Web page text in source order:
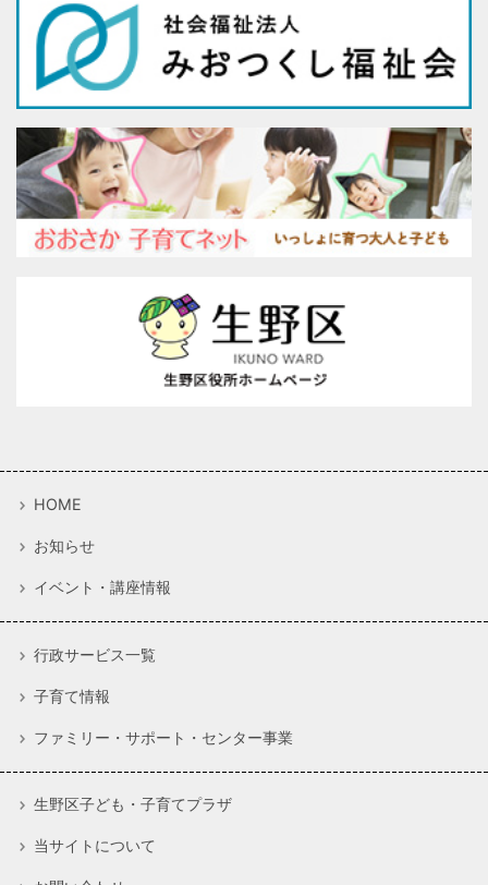
HOME
お知らせ
イベント・講座情報
行政サービス一覧
子育て情報
ファミリー・サポート・センター事業
生野区子ども・子育てプラザ
当サイトについて